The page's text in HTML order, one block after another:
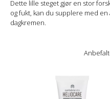
Dette lille steget gjør en stor
og fukt, kan du supplere med
dagkremen.